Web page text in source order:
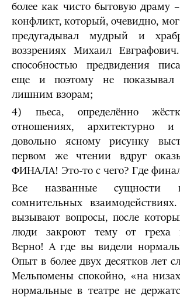
более как чисто бытовую драму
конфликт, который, очевидно, мог
предугадывал мудрый и
воззрениях Михаил
способностью предвидения
еще и поэтому не показывал
лишним взорам;
4) пьеса, определённо
отношениях, архитектурно
довольно ясному рисунку
первом же чтении вдруг
ФИНАЛА! Это-то с чего? Где
Все названные сущности
сомнительных
вызывают вопросы, после
люди закроют тему от греха
Верно! А где вы видели
Опыт в более двух десятков лет
Мельпомены спокойно, «на
нормальные в театре не